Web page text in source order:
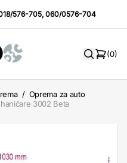
576-705,060/0576-704
(0)
/ Oprema za auto
3002 Beta